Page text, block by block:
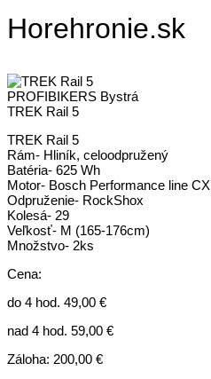
Horehronie.sk
PROFIBIKERS Bystrá
TREK Rail 5
TREK Rail 5
Rám- Hliník, celoodpružený
Batéria- 625 Wh
Motor- Bosch Performance line CX
Odpruženie- RockShox
Kolesá- 29
Veľkosť- M (165-176cm)
Množstvo- 2ks
Cena:
do 4 hod. 49,00 €
nad 4 hod. 59,00 €
Záloha: 200,00 €